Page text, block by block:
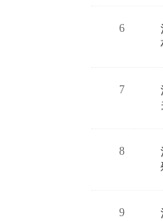
6
7
8
9